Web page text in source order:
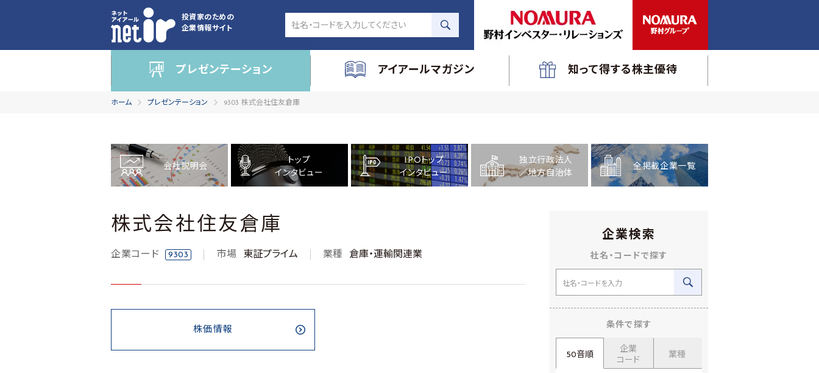
投資家のための
企業情報サイト
プレゼンテーション アイアールマガジン 知って得する株主優待
ホーム プレゼンテーション 9303 株式会社住友倉庫
会社説明会
トップ
インタビュー
IPOトップ
インタビュー
独立行政法人
／地方自治体
全掲載企業一覧
株式会社住友倉庫
企業コード 9303 市場 東証プライム 業種 倉庫・運輸関連業
株価情報
企業検索
社名・コードで探す
条件で探す
50音順
企業
コード
業種